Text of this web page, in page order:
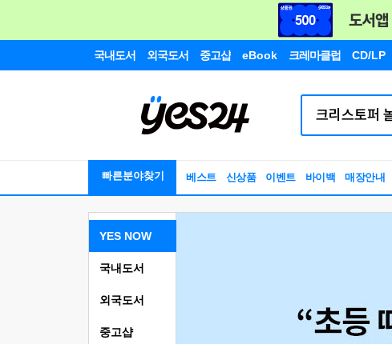
국내도서 외국도서 중고샵 eBook 크레마클럽 CD/LP
빠른분야찾기 베스트 신상품 이벤트 바이백 매장안내
YES NOW
국내도서
외국도서
중고샵